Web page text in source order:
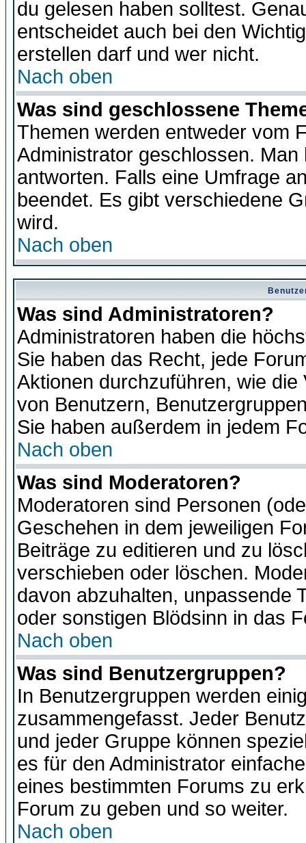
du gelesen haben solltest.
entscheidet auch bei den
erstellen darf und wer nicht.
Nach oben
Was sind geschlossene
Themen werden entweder vom
Administrator geschlossen.
antworten. Falls eine Umfrage
beendet. Es gibt verschiedene
wird.
Nach oben
Was sind Administratoren?
Administratoren haben die
Sie haben das Recht, jede
Aktionen durchzuführen, wie
von Benutzern,
Sie haben außerdem in jedem
Nach oben
Was sind Moderatoren?
Moderatoren sind Personen
Geschehen in dem jeweiligen
Beiträge zu editieren und zu
verschieben oder löschen.
davon abzuhalten, unpassende
oder sonstigen Blödsinn in das
Nach oben
Was sind Benutzergruppen?
In Benutzergruppen werden
zusammengefasst. Jeder
und jeder Gruppe können
es für den Administrator
eines bestimmten Forums zu
Forum zu geben und so weiter.
Nach oben